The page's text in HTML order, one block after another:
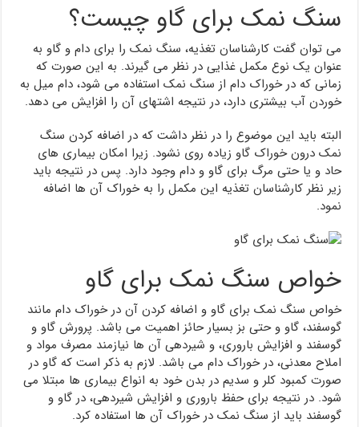
سنگ نمک برای گاو چیست؟
می توان گفت کارشناسان تغذیه، سنگ نمک را برای دام و گاو به
عنوان یک نوع مکمل غذایی در نظر می گیرند. به این صورت که
زمانی که در خوراک دام از سنگ نمک استفاده می شود، دام میل به
خوردن آب بیشتری دارد، در نتیجه اشتهای آن را افزایش می دهد.
البته باید این موضوع را در نظر داشت که در اضافه کردن سنگ
نمک درون خوراک گاو زیاده روی نشود. زیرا امکان بیماری های
حاد و یا حتی مرگ برای گاو و دام وجود دارد. پس در نتیجه باید
زیر نظر کارشناسان تغذیه این مکمل را به خوراک آن ها اضافه
نمود.
خواص سنگ نمک برای گاو
خواص سنگ نمک برای گاو و اضافه کردن آن در خوراک دام مانند
گوسفند، گاو و حتی بز بسیار حائز اهمیت می باشد. پرورش گاو و
گوسفند و افزایش باروری، و شیردهی آن ها نیازمند مصرف مواد و
املاح معدنی، در خوراک دام می باشد. لازم به ذکر است که گاو در
صورت کمبود کلر و سدیم در بدن خود به انواع بیماری ها مبتلا می
شود. در نتیجه برای حفظ باروری و افزایش شیردهی، در گاو و
گوسفند باید از سنگ نمک در خوراک آن ها استفاده کرد.